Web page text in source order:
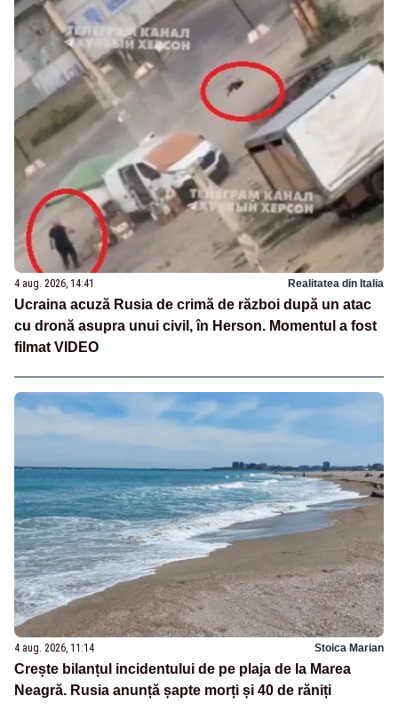
4 aug. 2026, 14:41 Realitatea din Italia
Ucraina acuză Rusia de crimă de război după un atac
cu dronă asupra unui civil, în Herson. Momentul a fost
filmat VIDEO
4 aug. 2026, 11:14 Stoica Marian
Crește bilanțul incidentului de pe plaja de la Marea
Neagră. Rusia anunță șapte morți și 40 de răniți